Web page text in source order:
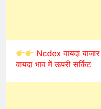
Ncdex वायदा
वायदा भाव में ऊपरी सर्किट